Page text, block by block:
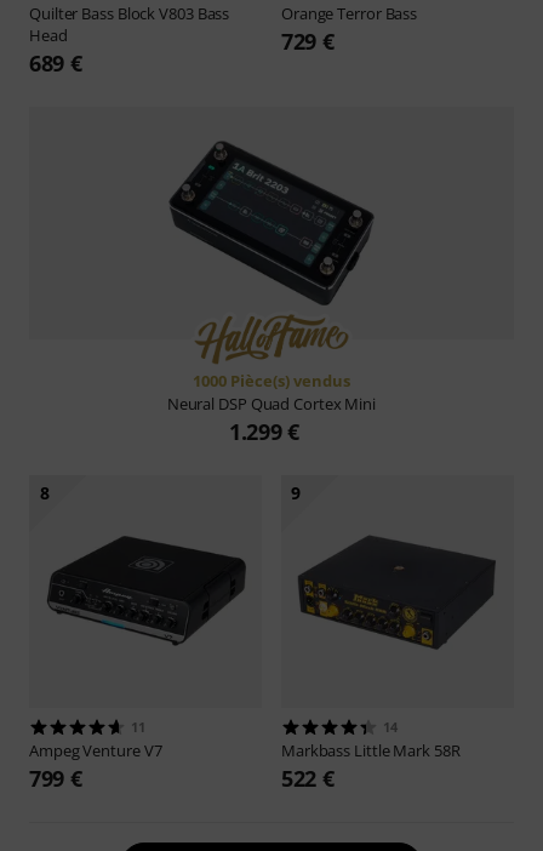
Quilter Bass Block V803 Bass
Head
689 €
OrangeTerror Bass
729 €
1000 Pièce(s) vendus
Neural DSP Quad Cortex Mini
1.299 €
8
11
AmpegVenture V7
799 €
9
14
Markbass Little Mark 58R
522 €